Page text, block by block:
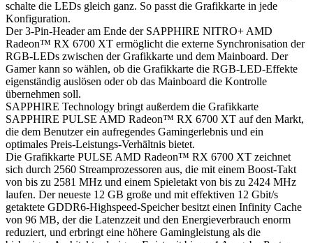
schalte die LEDs gleich ganz. So passt die Grafikkarte in jede
Konfiguration.
Der 3-Pin-Header am Ende der SAPPHIRE NITRO+ AMD
Radeon™ RX 6700 XT ermöglicht die externe Synchronisation der
RGB-LEDs zwischen der Grafikkarte und dem Mainboard. Der
Gamer kann so wählen, ob die Grafikkarte die RGB-LED-Effekte
eigenständig auslösen oder ob das Mainboard die Kontrolle
übernehmen soll.
SAPPHIRE Technology bringt außerdem die Grafikkarte
SAPPHIRE PULSE AMD Radeon™ RX 6700 XT auf den Markt,
die dem Benutzer ein aufregendes Gamingerlebnis und ein
optimales Preis-Leistungs-Verhältnis bietet.
Die Grafikkarte PULSE AMD Radeon™ RX 6700 XT zeichnet
sich durch 2560 Streamprozessoren aus, die mit einem Boost-Takt
von bis zu 2581 MHz und einem Spieletakt von bis zu 2424 MHz
laufen. Der neueste 12 GB große und mit effektiven 12 Gbit/s
getaktete GDDR6-Highspeed-Speicher besitzt einen Infinity Cache
von 96 MB, der die Latenzzeit und den Energieverbrauch enorm
reduziert, und erbringt eine höhere Gamingleistung als die